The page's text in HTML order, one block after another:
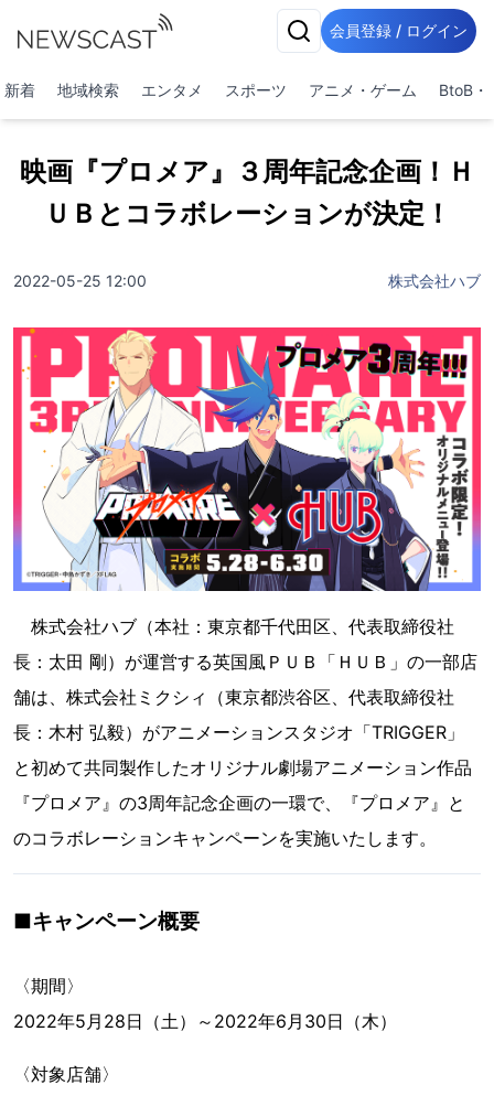
会員登録 / ログイン
新着 地域検索 エンタメ スポーツ アニメ・ゲーム BtoB・
映画『プロメア』３周年記念企画！Ｈ
ＵＢとコラボレーションが決定！
2022-05-25 12:00 株式会社ハブ
株式会社ハブ（本社：東京都千代田区、代表取締役社
長：太田 剛）が運営する英国風ＰＵＢ「ＨＵＢ」の一部店
舗は、株式会社ミクシィ（東京都渋谷区、代表取締役社
長：木村 弘毅）がアニメーションスタジオ「TRIGGER」
と初めて共同製作したオリジナル劇場アニメーション作品
『プロメア』の3周年記念企画の一環で、『プロメア』と
のコラボレーションキャンペーンを実施いたします。
■キャンペーン概要
〈期間〉
2022年5月28日（土）～2022年6月30日（木）
〈対象店舗〉